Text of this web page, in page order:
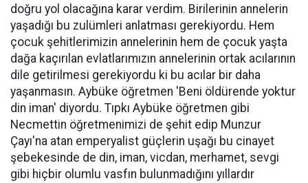
doğru yol olacağına karar verdim. Birilerinin annelerin
yaşadığı bu zulümleri anlatması gerekiyordu. Hem
çocuk şehitlerimizin annelerinin hem de çocuk yaşta
dağa kaçırılan evlatlarımızın annelerinin ortak acılarının
dile getirilmesi gerekiyordu ki bu acılar bir daha
yaşanmasın. Aybüke öğretmen 'Beni öldürende yoktur
din iman' diyordu. Tıpkı Aybüke öğretmen gibi
Necmettin öğretmenimizi de şehit edip Munzur
Çayı'na atan emperyalist güçlerin uşağı bu cinayet
şebekesinde de din, iman, vicdan, merhamet, sevgi
gibi hiçbir olumlu vasfın bulunmadığını yıllardır